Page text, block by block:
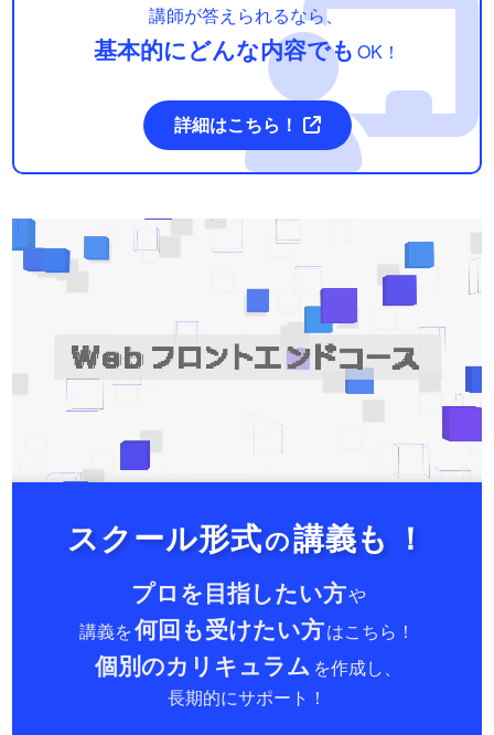
講師が答えられるなら、
基本的にどんな内容でも OK！
詳細はこちら！
スクール形式の講義も ！
プロを目指したい方や
講義を何回も受けたい方はこちら！
個別のカリキュラム を作成し、
長期的にサポート！